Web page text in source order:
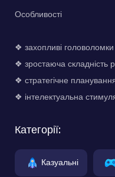
Особливості
❖ захопливі
❖ зростаюча складність
❖ стратегічне
❖ інтелектуальна
Категорії:
Казуальні